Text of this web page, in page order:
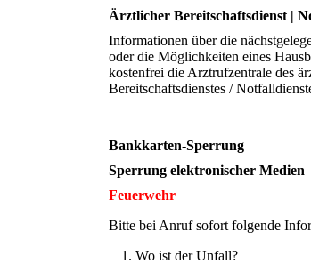
Ärztlicher Bereitschaftsdienst |
Informationen über die
oder die Möglichkeiten eines
kostenfrei die Arztrufzentrale des
Bereitschaftsdienstes /
Bankkarten-Sperrung
Sperrung elektronischer Medien
Feuerwehr
Bitte bei Anruf sofort folgende
Wo ist der Unfall?